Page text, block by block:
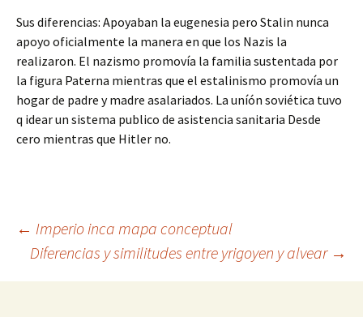
Sus diferencias: Apoyaban la eugenesia pero Stalin nunca
apoyo oficialmente la manera en que los Nazis la
realizaron. El nazismo promovía la familia sustentada por
la figura Paterna mientras que el estalinismo promovía un
hogar de padre y madre asalariados. La uníón soviética tuvo
q idear un sistema publico de asistencia sanitaria Desde
cero mientras que Hitler no.
Navegación
de
← Imperio inca mapa conceptual
Diferencias y similitudes entre yrigoyen y alvear →